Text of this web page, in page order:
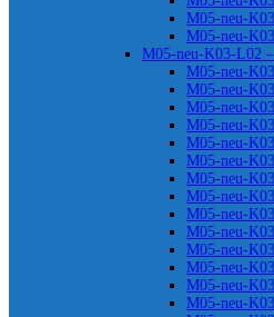
M05-neu-
M05-neu-
M05-neu-K03-L02
M05-neu-
M05-neu-
M05-neu-
M05-neu-
M05-neu-
M05-neu-
M05-neu-
M05-neu-
M05-neu-
M05-neu-
M05-neu-
M05-neu-
M05-neu-
M05-neu-